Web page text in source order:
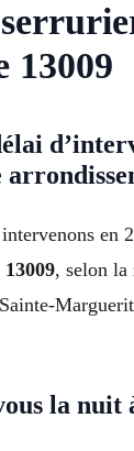
13009
en
, selon la
la nuit